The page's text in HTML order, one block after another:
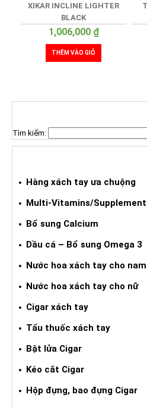
XIKAR INCLINE LIGHTER
BLACK
1,006,000 ₫
THÊM VÀO GIỎ
Tìm kiếm:
Hàng xách tay ưa chuộng
Multi-Vitamins/
Bổ sung Calcium
Dầu cá – Bổ sung Omega 3
Nước hoa xách tay cho nam
Nước hoa xách tay cho nữ
Cigar xách tay
Tẩu thuốc xách tay
Bật lửa Cigar
Kéo cắt Cigar
Hộp đựng, bao đựng Cigar